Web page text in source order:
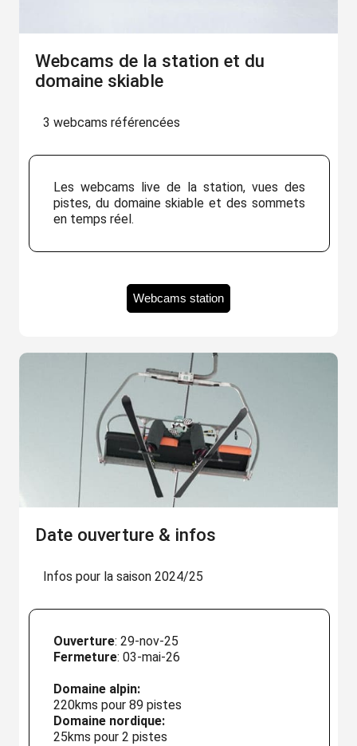
Webcams de la station et du
domaine skiable
3 webcams référencées
Les webcams live de la station, vues des
pistes, du domaine skiable et des sommets
en temps réel.
Webcams station
Date ouverture & infos
Infos pour la saison 2024/25
Ouverture: 29-nov-25
Fermeture: 03-mai-26
Domaine alpin:
220kms pour 89 pistes
Domaine nordique:
25kms pour 2 pistes